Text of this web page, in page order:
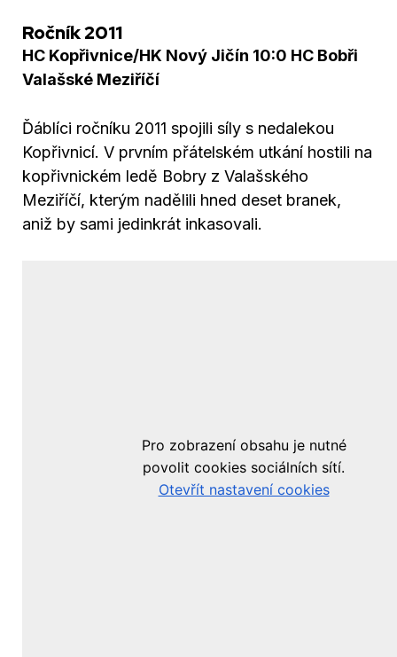
Ročník 2011
HC Kopřivnice/HK Nový Jičín 10:0 HC Bobři
Valašské Meziříčí
Ďáblíci ročníku 2011 spojili síly s nedalekou
Kopřivnicí. V prvním přátelském utkání hostili na
kopřivnickém ledě Bobry z Valašského
Meziříčí, kterým nadělili hned deset branek,
aniž by sami jedinkrát inkasovali.